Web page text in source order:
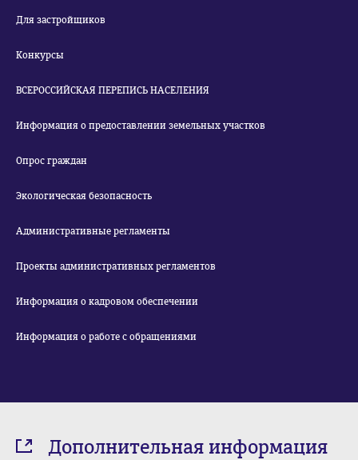
Для застройщиков
Конкурсы
ВСЕРОССИЙСКАЯ ПЕРЕПИСЬ НАСЕЛЕНИЯ
Информация о предоставлении земельных участков
Опрос граждан
Экологическая безопасность
Административные регламенты
Проекты административных регламентов
Информация о кадровом обеспечении
Информация о работе с обращениями
Дополнительная информация